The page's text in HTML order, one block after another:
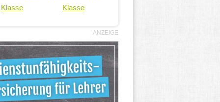
Klasse
Klasse
ANZEIGE